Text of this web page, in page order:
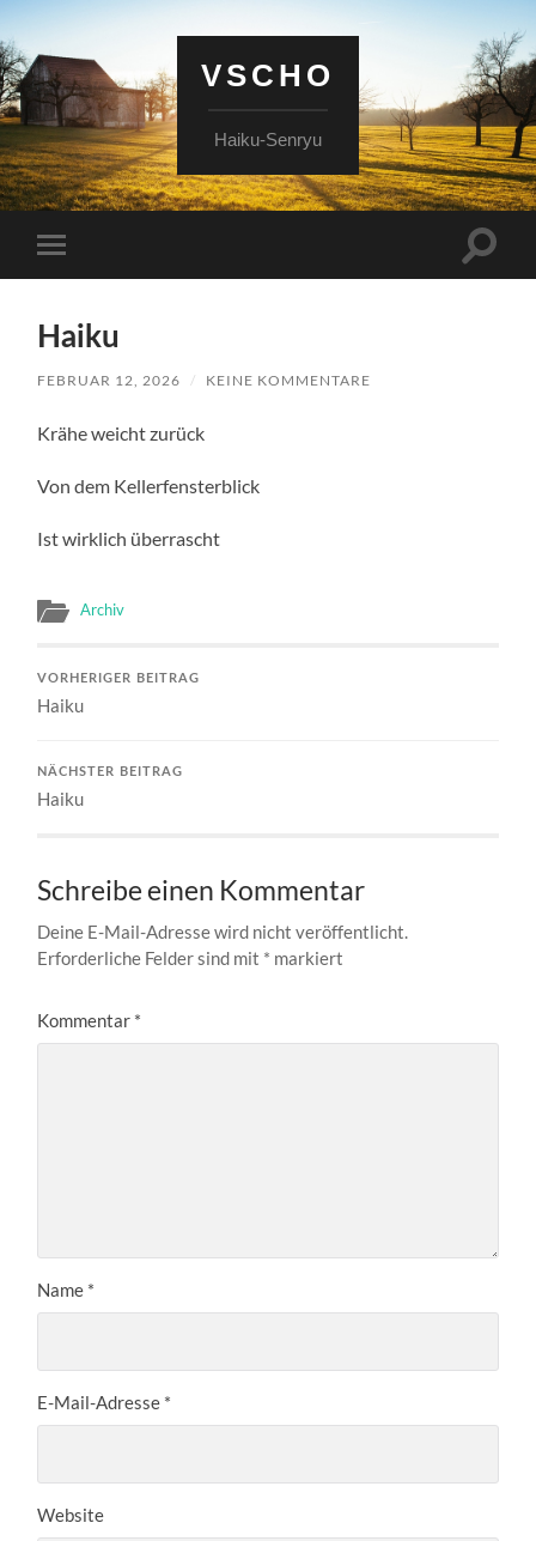
VSCHO
Haiku-Senryu
Mobile-
Menü
Haiku
FEBRUAR 12, 2026 / KEINE KOMMENTARE
Krähe weicht zurück
Von dem Kellerfensterblick
Ist wirklich überrascht
Archiv
VORHERIGER BEITRAG
Haiku
NÄCHSTER BEITRAG
Haiku
Schreibe einen Kommentar
Deine E-Mail-Adresse wird nicht veröffentlicht.
Erforderliche Felder sind mit * markiert
Kommentar *
Name *
E-Mail-Adresse *
Website